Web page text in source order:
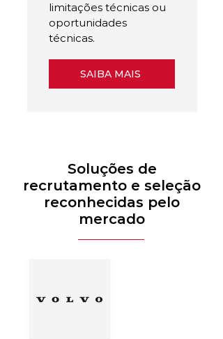
limitações técnicas ou
oportunidades
técnicas.
SAIBA MAIS
Soluções de
recrutamento e seleção
reconhecidas pelo
mercado